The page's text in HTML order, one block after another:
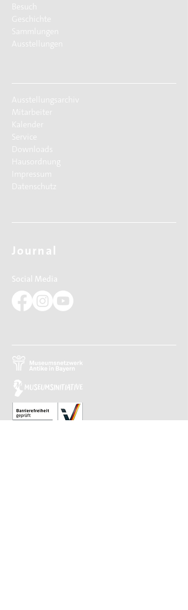
Besuch
Geschichte
Sammlungen
Ausstellungen
Ausstellungsarchiv
Mitarbeiter
Kalender
Service
Downloads
Hausordnung
Impressum
Datenschutz
Journal
Social Media